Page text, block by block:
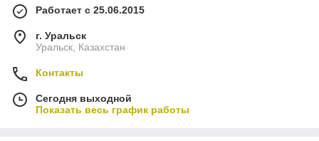
Работает с 25.06.2015
г. Уральск
Уральск, Казахстан
Контакты
Сегодня выходной
Показать весь график работы